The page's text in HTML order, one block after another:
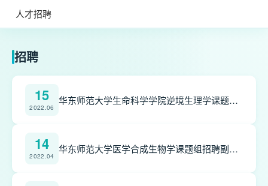
人才招聘
招聘
15
2022.06
华东师范大学生命科学学院逆境生理学课题组招聘博士后
14
2022.04
华东师范大学医学合成生物学课题组招聘副研究员、博士后、助理研究员